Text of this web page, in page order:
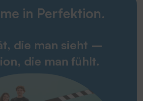
in Perfektion.
die man sieht –
die man fühlt.